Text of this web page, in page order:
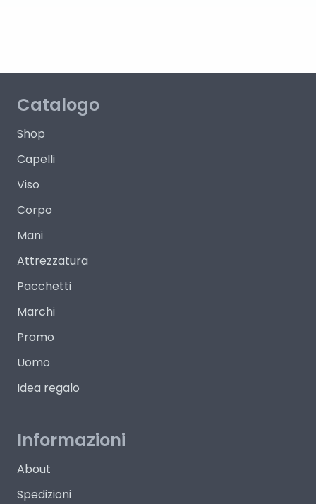
Catalogo
Shop
Capelli
Viso
Corpo
Mani
Attrezzatura
Pacchetti
Marchi
Promo
Uomo
Idea regalo
Informazioni
About
Spedizioni